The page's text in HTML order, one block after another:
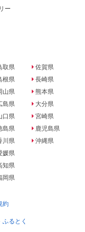
ー
取県
根県
山県
島県
口県
島県
川県
媛県
知県
岡県
佐賀県
長崎県
熊本県
大分県
宮崎県
鹿児島県
沖縄県
約
ふるとく